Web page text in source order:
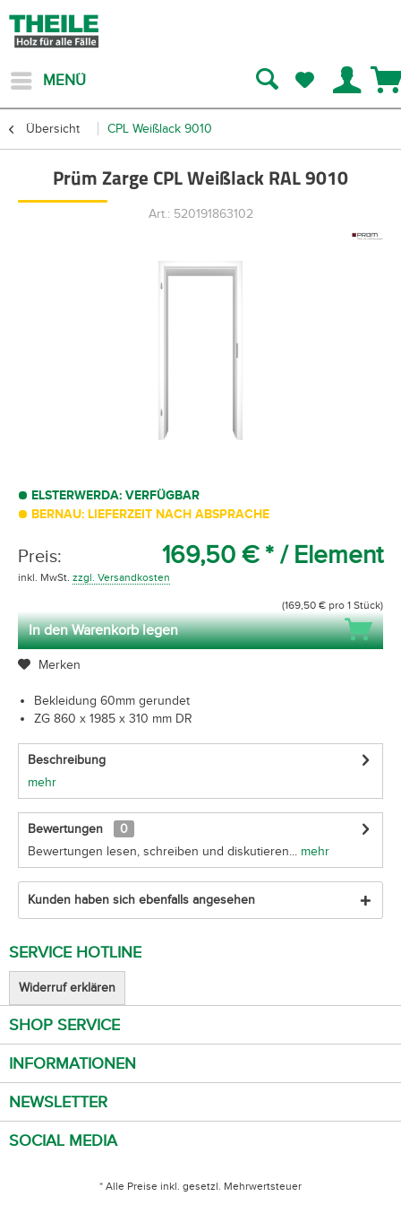
MENÜ
Übersicht CPL Weißlack 9010
Prüm Zarge CPL Weißlack RAL 9010
Art.: 520191863102
ELSTERWERDA: VERFÜGBAR
BERNAU: LIEFERZEIT NACH ABSPRACHE
Preis: 169,50 € * / Element
inkl. MwSt. zzgl. Versandkosten
(169,50 € pro 1 Stück)
In den Warenkorb legen
Merken
Bekleidung 60mm gerundet
ZG 860 x 1985 x 310 mm DR
Beschreibung
mehr
Bewertungen
0
Bewertungen lesen, schreiben und diskutieren... mehr
Kunden haben sich ebenfalls angesehen
SERVICE HOTLINE
Widerruf erklären
SHOP SERVICE
INFORMATIONEN
NEWSLETTER
SOCIAL MEDIA
* Alle Preise inkl. gesetzl. Mehrwertsteuer